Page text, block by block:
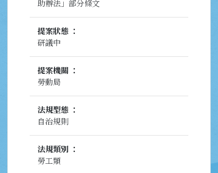
助辦法」部分條文
提案狀態
研議中
提案機關
勞動局
法規型態
自治規則
法規類別
勞工類